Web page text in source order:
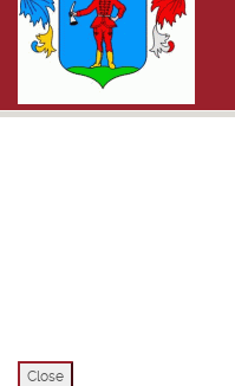
Close